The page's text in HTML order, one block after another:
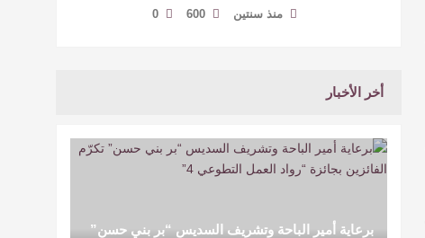
منذ سنتين 600
0
أخر الأخبار
برعاية أمير الباحة وتشريف السديس “بر بني حسن”